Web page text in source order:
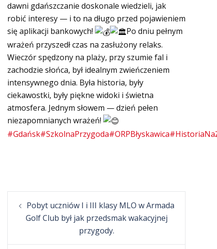
dawni gdańszczanie doskonale wiedzieli, jak
robić interesy — i to na długo przed pojawieniem
się aplikacji bankowych!
Po dniu pełnym
wrażeń przyszedł czas na zasłużony relaks.
Wieczór spędzony na plaży, przy szumie fal i
zachodzie słońca, był idealnym zwieńczeniem
intensywnego dnia. Była historia, były
ciekawostki, były piękne widoki i świetna
atmosfera. Jednym słowem — dzień pełen
niezapomnianych wrażeń!
#Gdańsk#SzkolnaPrzygoda#ORPBłyskawica
navigation
Pobyt uczniów I i III klasy MLO w Armada
Golf Club był jak przedsmak wakacyjnej
przygody.